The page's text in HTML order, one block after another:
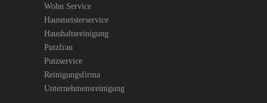
Wohn Service
Hausmeisterservice
Haushaltsreinigung
Putzfrau
Putzservice
Reinigungsfirma
Unternehmensreinigung